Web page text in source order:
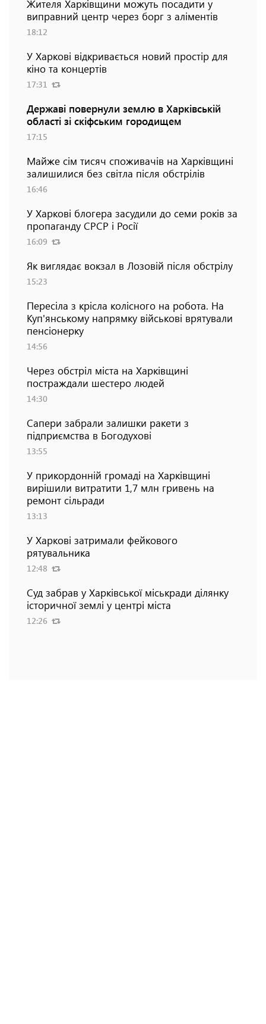
Жителя Харківщини можуть посадити у
виправний центр через борг з аліментів
18:12
У Харкові відкривається новий простір для
кіно та концертів
17:31
Державі повернули землю в Харківській
області зі скіфським городищем
17:15
Майже сім тисяч споживачів на Харківщині
залишилися без світла після обстрілів
16:46
У Харкові блогера засудили до семи років за
пропаганду СРСР і Росії
16:09
Як виглядає вокзал в Лозовій після обстрілу
15:23
Пересіла з крісла колісного на робота. На
Куп'янському напрямку військові врятували
пенсіонерку
14:56
Через обстріл міста на Харківщині
постраждали шестеро людей
14:30
Сапери забрали залишки ракети з
підприємства в Богодухові
13:55
У прикордонній громаді на Харківщині
вирішили витратити 1,7 млн гривень на
ремонт сільради
13:13
У Харкові затримали фейкового
рятувальника
12:48
Суд забрав у Харківської міськради ділянку
історичної землі у центрі міста
12:26